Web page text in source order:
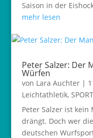
Saison in der
mehr lesen
Peter Salzer: Der
Würfen
von Lara Auchter|
Leichtathletik,
Peter Salzer ist
drängt. Doch wer
deutschen